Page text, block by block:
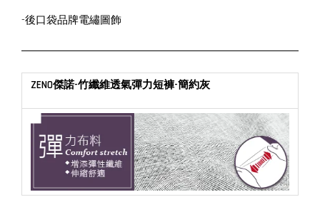
-後口袋品牌電繡圖飾
ZENO傑諾-竹纖維透氣彈力短褲-簡約灰